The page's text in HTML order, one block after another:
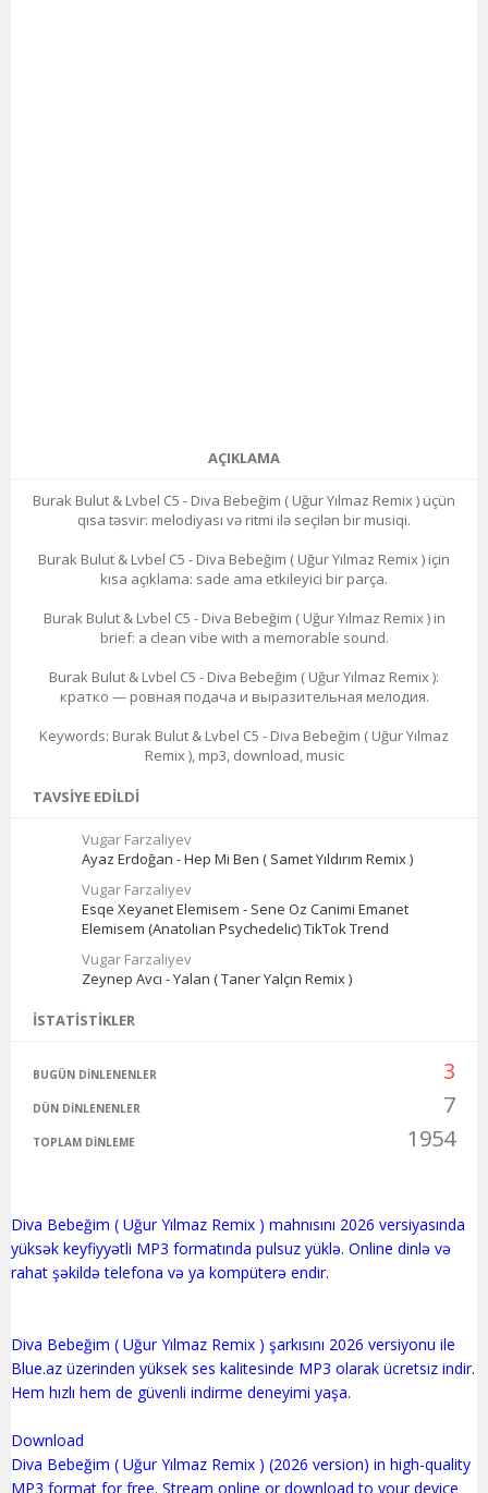
AÇIKLAMA
Burak Bulut & Lvbel C5 - Diva Bebeğim ( Uğur Yılmaz Remix ) üçün
qısa təsvir: melodiyası və ritmi ilə seçilən bir musiqi.
Burak Bulut & Lvbel C5 - Diva Bebeğim ( Uğur Yılmaz Remix ) için
kısa açıklama: sade ama etkileyici bir parça.
Burak Bulut & Lvbel C5 - Diva Bebeğim ( Uğur Yılmaz Remix ) in
brief: a clean vibe with a memorable sound.
Burak Bulut & Lvbel C5 - Diva Bebeğim ( Uğur Yılmaz Remix ):
кратко — ровная подача и выразительная мелодия.
Keywords: Burak Bulut & Lvbel C5 - Diva Bebeğim ( Uğur Yılmaz
Remix ), mp3, download, music
TAVSIYE EDILDI
Vugar Farzaliyev
Ayaz Erdoğan - Hep Mi Ben ( Samet Yıldırım Remix )
Vugar Farzaliyev
Esqe Xeyanet Elemisem - Sene Oz Canimi Emanet
Elemisem (Anatolian Psychedelic) TikTok Trend
Vugar Farzaliyev
Zeynep Avcı - Yalan ( Taner Yalçın Remix )
İSTATISTIKLER
BUGÜN DINLENENLER 3
DÜN DINLENENLER 7
TOPLAM DINLEME 1954
Diva Bebeğim ( Uğur Yılmaz Remix ) mahnısını 2026 versiyasında
yüksək keyfiyyətli MP3 formatında pulsuz yüklə. Online dinlə və
rahat şəkildə telefona və ya kompüterə endir.
Diva Bebeğim ( Uğur Yılmaz Remix ) şarkısını 2026 versiyonu ile
Blue.az üzerinden yüksek ses kalitesinde MP3 olarak ücretsiz indir.
Hem hızlı hem de güvenli indirme deneyimi yaşa.
Download
Diva Bebeğim ( Uğur Yılmaz Remix ) (2026 version) in high-quality
MP3 format for free. Stream online or download to your device